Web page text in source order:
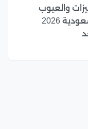
والعيوب
2026